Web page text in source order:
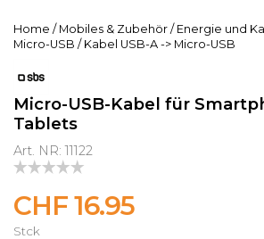
Home / Mobiles & Zubehör / Energie und
Micro-USB / Kabel USB-A -> Micro-USB
Micro-USB-Kabel für
Tablets
Art. NR: 11122
CHF 16.95
Stck